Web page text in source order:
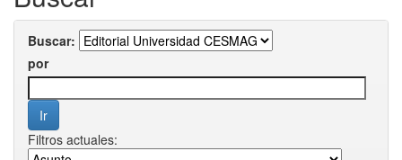
Buscar:
por
Filtros actuales: